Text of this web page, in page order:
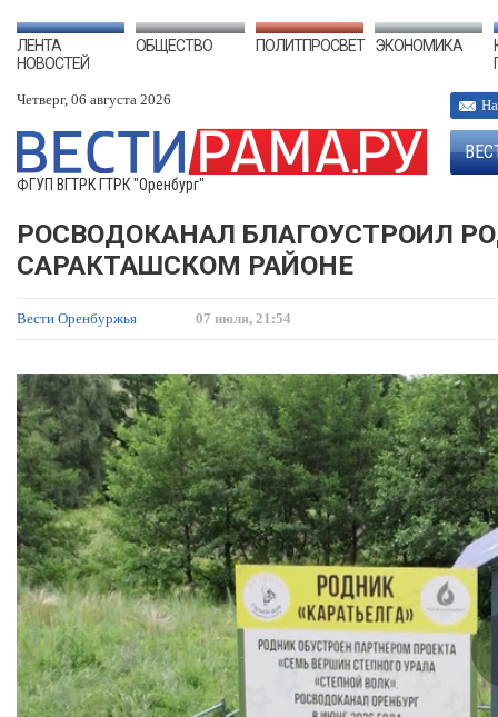
ЛЕНТА
НОВОСТЕЙ
ОБЩЕСТВО ПОЛИТПРОСВЕТ ЭКОНОМИКА
Четверг, 06 августа 2026
ФГУП ВГТРК ГТРК "Оренбург"
РОСВОДОКАНАЛ БЛАГОУСТРОИЛ
САРАКТАШСКОМ РАЙОНЕ
Вести Оренбуржья 07 июля, 21:54